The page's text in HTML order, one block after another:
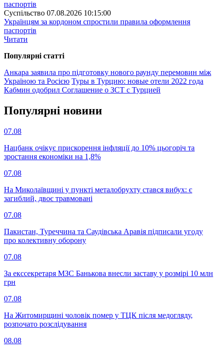
Суспiльство 07.08.2026 10:15:00
Українцям за кордоном спростили правила оформлення
паспортів
Читати
Популярнi статтi
Анкара заявила про підготовку нового раунду перемовин між
Україною та Росією Туры в Турцию: новые отели 2022 года
Кабмин одобрил Соглашение о ЗСТ с Турцией
Популярнi новини
07.08
Нацбанк очікує прискорення інфляції до 10% цьогоріч та
зростання економіки на 1,8%
07.08
На Миколаївщині у пункті металобрухту стався вибух: є
загиблий, двоє травмовані
07.08
Пакистан, Туреччина та Саудівська Аравія підписали угоду
про колективну оборону
07.08
За екссекретаря МЗС Банькова внесли заставу у розмірі 10 млн
грн
07.08
На Житомирщині чоловік помер у ТЦК після медогляду,
розпочато розслідування
08.08